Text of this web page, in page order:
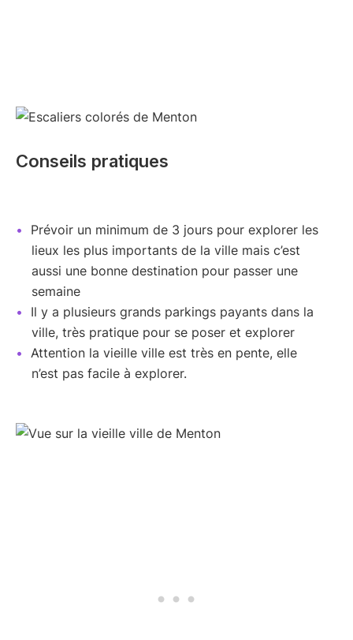
Conseils pratiques
Prévoir un minimum de 3 jours pour explorer les
lieux les plus importants de la ville mais c’est
aussi une bonne destination pour passer une
semaine
Il y a plusieurs grands parkings payants dans la
ville, très pratique pour se poser et explorer
Attention la vieille ville est très en pente, elle
n’est pas facile à explorer.